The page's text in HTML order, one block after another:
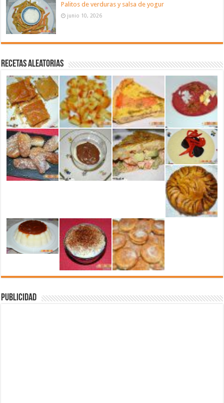
Palitos de verduras y salsa de yogur
junio 10, 2026
Recetas aleatorias
Publicidad